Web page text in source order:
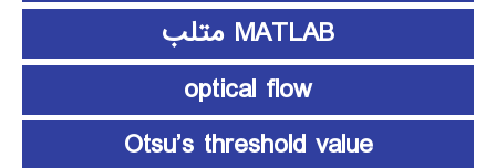
MATLAB متلب
optical flow
Otsu’s threshold value